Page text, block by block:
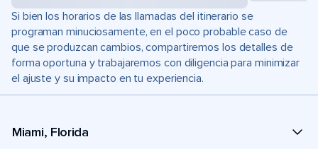
Si bien los horarios de las llamadas del itinerario se
programan minuciosamente, en el poco probable caso de
que se produzcan cambios, compartiremos los detalles de
forma oportuna y trabajaremos con diligencia para minimizar
el ajuste y su impacto en tu experiencia.
Miami, Florida